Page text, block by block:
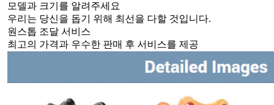
모델과 크기를 알려주세요
우리는 당신을 돕기 위해 최선을 다할 것입니다.
원스톱 조달 서비스
최고의 가격과 우수한 판매 후 서비스를 제공